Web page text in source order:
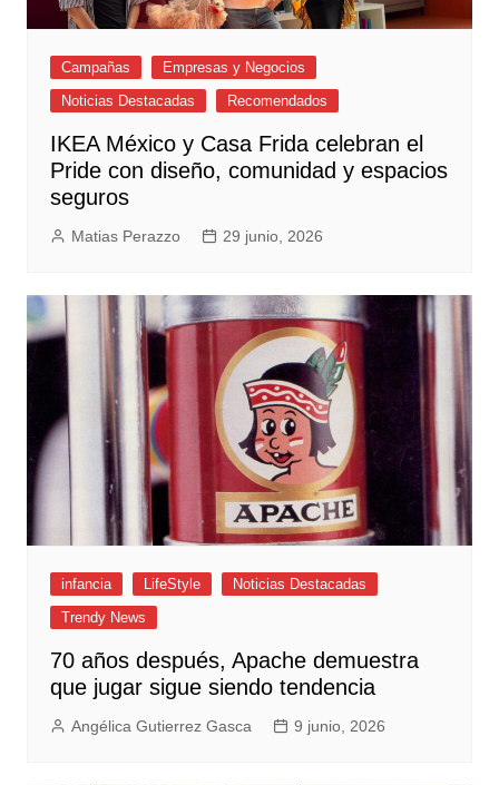
Campañas
Empresas y Negocios
Noticias Destacadas
Recomendados
IKEA México y Casa Frida celebran el
Pride con diseño, comunidad y espacios
seguros
Matias Perazzo 29 junio, 2026
infancia LifeStyle
Noticias Destacadas
Trendy News
70 años después, Apache demuestra
que jugar sigue siendo tendencia
Angélica Gutierrez Gasca 9 junio, 2026